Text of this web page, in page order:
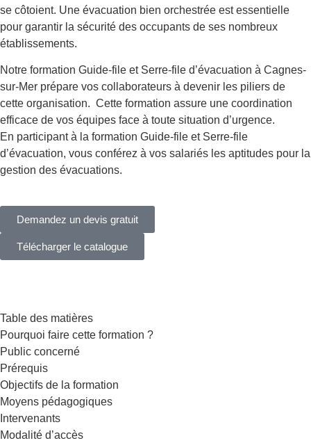
se côtoient. Une évacuation bien orchestrée est essentielle
pour garantir la sécurité des occupants de ses nombreux
établissements.
Notre formation Guide-file et Serre-file d’évacuation à Cagnes-
sur-Mer prépare vos collaborateurs à devenir les piliers de
cette organisation. Cette formation assure une coordination
efficace de vos équipes face à toute situation d’urgence.
En participant à la formation Guide-file et Serre-file
d’évacuation, vous conférez à vos salariés les aptitudes pour la
gestion des évacuations.
Demandez un devis gratuit
Télécharger le catalogue
Table des matières
Pourquoi faire cette formation ?
Public concerné
Prérequis
Objectifs de la formation
Moyens pédagogiques
Intervenants
Modalité d’accès